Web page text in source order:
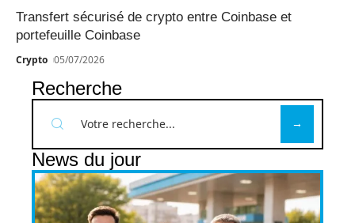
Transfert sécurisé de crypto entre Coinbase et
portefeuille Coinbase
Crypto 05/07/2026
Recherche
News du jour